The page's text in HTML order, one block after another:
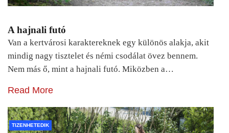
A hajnali futó
Van a kertvárosi karaktereknek egy különös alakja, akit
mindig nagy tisztelet és némi csodálat övez bennem.
Nem más ő, mint a hajnali futó. Miközben a…
Read More
TIZENHETEDIK